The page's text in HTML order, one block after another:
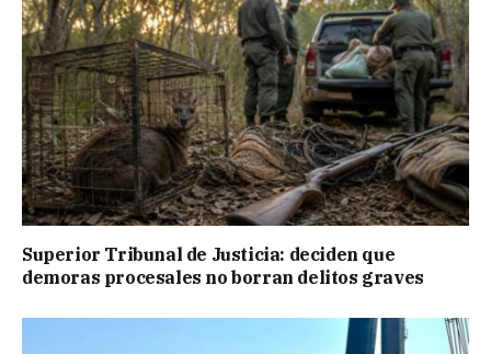
Superior Tribunal de Justicia: deciden que
demoras procesales no borran delitos graves